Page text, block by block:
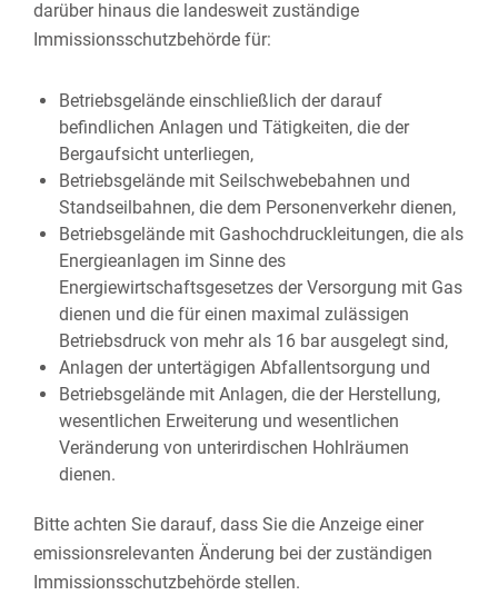
darüber hinaus die landesweit zuständige
Immissionsschutzbehörde für:
Betriebsgelände einschließlich der darauf
befindlichen Anlagen und Tätigkeiten, die der
Bergaufsicht unterliegen,
Betriebsgelände mit Seilschwebebahnen und
Standseilbahnen, die dem Personenverkehr dienen,
Betriebsgelände mit Gashochdruckleitungen, die als
Energieanlagen im Sinne des
Energiewirtschaftsgesetzes der Versorgung mit Gas
dienen und die für einen maximal zulässigen
Betriebsdruck von mehr als 16 bar ausgelegt sind,
Anlagen der untertägigen Abfallentsorgung und
Betriebsgelände mit Anlagen, die der Herstellung,
wesentlichen Erweiterung und wesentlichen
Veränderung von unterirdischen Hohlräumen
dienen.
Bitte achten Sie darauf, dass Sie die Anzeige einer
emissionsrelevanten Änderung bei der zuständigen
Immissionsschutzbehörde stellen.